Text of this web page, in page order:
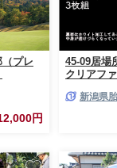
プレ
円
45-09居場
クリアフ
新潟県